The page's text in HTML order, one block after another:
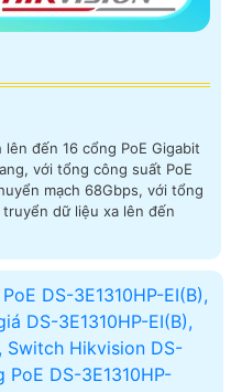
đến 16 cổng PoE Gigabit
với tổng công suất PoE
mạch 68Gbps, với tổng
truyển dữ liệu xa lên đến